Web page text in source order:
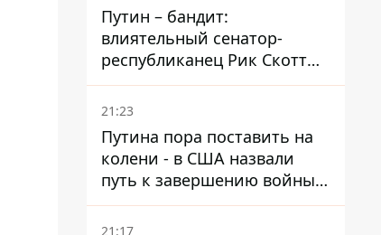
Путин – бандит:
влиятельный сенатор-
республиканец Рик Скотт
призвал Конгресс привлечь
РФ к ответственности за
21:23
Путина пора поставить на
колени - в США назвали
путь к завершению войны -
National Security Journal
21:17